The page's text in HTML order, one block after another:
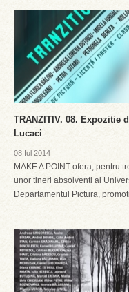
TRANZITIV. 08. Expozitie
Lucaci
08 Iul 2014
MAKE A POINT ofera, pentru
unor tineri absolventi ai
Departamentul Pictura,